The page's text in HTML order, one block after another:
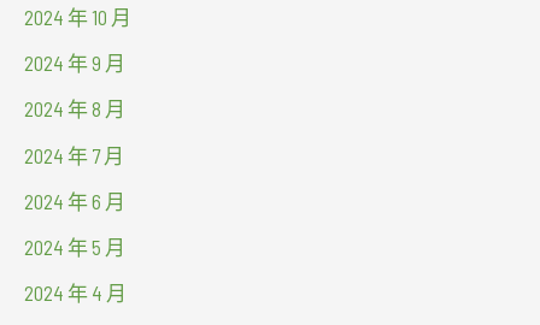
2024 年 10 月
2024 年 9 月
2024 年 8 月
2024 年 7 月
2024 年 6 月
2024 年 5 月
2024 年 4 月